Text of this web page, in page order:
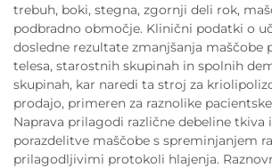
trebuh, boki, stegna, zgornji deli rok,
podbradno območje. Klinični podatki o
dosledne rezultate zmanjšanja maščobe
telesa, starostnih skupinah in spolnih
skupinah, kar naredi ta stroj za
prodajo, primeren za raznolike
Naprava prilagodi različne debeline tkiva
porazdelitve maščobe s spreminjanjem
prilagodljivimi protokoli hlajenja.